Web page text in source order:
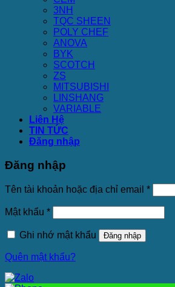
3NH
TQC SHEEN
POLY CHEF
ANOVA
BYK
SCOTCH
ZS
MITSUBISHI
LINSHANG
VARIABLE
Liên Hệ
TIN TỨC
Đăng nhập
Đăng nhập
Tên tài khoản hoặc địa chỉ email *
Mật khẩu *
Ghi nhớ mật khẩu Đăng nhập
Quên mật khẩu?